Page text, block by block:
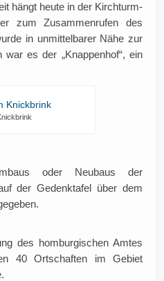
hängt heute in der Kirchturm-
zum Zusammenrufen des
in unmittelbarer Nähe zur
es der „Knappenhof“, ein
oder Neubaus der
der Gedenktafel über dem
des homburgischen Amtes
40 Ortschaften im Gebiet